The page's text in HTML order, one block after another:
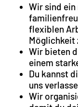
Wir sind
flexiblen
Möglichkeit
Wir bieten
einem
Du kannst
uns
Wir